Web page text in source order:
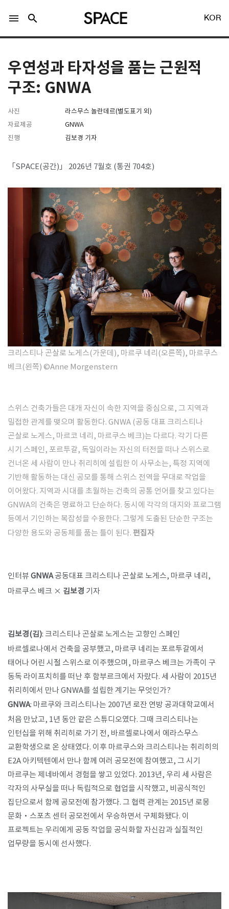
회원가입
SPACE 소개
공지사항
기사문의
광고문의
Contact
menu search KOR
우연성과 타자성을 품는 근원적
구조: GNWA
사진
라스무스 놀란데르(별도표기 외)
자료제공
GNWA
진행
김보경 기자
「SPACE(공간)」 2026년 7월호 (통권 704호)
크리스티나 곤살로 노게스(가운데), 마르쿠 네리(오른쪽), 마르쿠스
베크(왼쪽) ©Anne Morgenstern
스위스 건축가들은 대개 자신이 속한 지역을 중심으로, 그 지역과
밀접한 관계를 맺으며 활동한다. GNWA (공동 대표 크리스티나
곤살로 노게스, 마르코 네리, 마르쿠스 베크)는 다르다. 각기 다른
시기 스페인, 포르투갈, 독일이라는 자신의 터전을 떠나 스위스로
건너온 세 사람이 만나 취리히에 설립한 이 사무소는, 특정 지역에
기반해 활동하는 대신 공모를 통해 스위스 전역을 무대로 작업을
이어왔다. 지역과 시대를 초월하는 건축의 공통 언어를 찾고 있다는
GNWA의 건축은 명료하고 단순하다. 동시에 각각의 대지와 프로그램
등에서 기인하는 복잡성을 수용한다. 그렇게 도출된 단순한 구조는
다양한 용도와 공동체를 품는 틀이 된다. 편집자
인터뷰 GNWA공동대표 크리스티나 곤살로 노게스, 마르쿠 네리,
마르쿠스 베크 × 김보경 기자
​김보경(김): 크리스티나 곤살로 노게스는 고향인 스페인
바르셀로나에서 건축을 공부했고, 마르쿠 네리는 포르투갈에서
태어나 어린 시절 스위스로 이주했으며, 마르쿠스 베크는 가족이 구
동독 라이프치히를 떠난 후 함부르크에서 자랐다. 세 사람이 2015년
취리히에서 만나 GNWA를 설립한 계기는 무엇인가?
GNWA: 마르쿠와 크리스티나는 2007년 로잔 연방 공과대학교에서
처음 만났고, 1년 동안 같은 스튜디오였다. 그때 크리스티나는
인턴십을 위해 취리히로 가기 전, 바르셀로나에서 에라스무스
교환학생으로 온 상태였다. 이후 마르쿠스와 크리스티나는 취리히의
E2A 아키텍텐에서 만나 함께 여러 공모전에 참여했고, 그 시기
마르쿠는 제네바에서 경험을 쌓고 있었다. 2013년, 우리 세 사람은
각자의 사무실을 떠나 독립적으로 협업을 시작했고, 비공식적인
집단으로서 함께 공모전에 참가했다. 그 협력 관계는 2015년 로몽
문화·스포츠 센터 공모전에서 우승하면서 구체화됐다. 이
프로젝트는 우리에게 공동 작업을 공식화할 자신감과 실질적인
업무량을 동시에 선사했다.